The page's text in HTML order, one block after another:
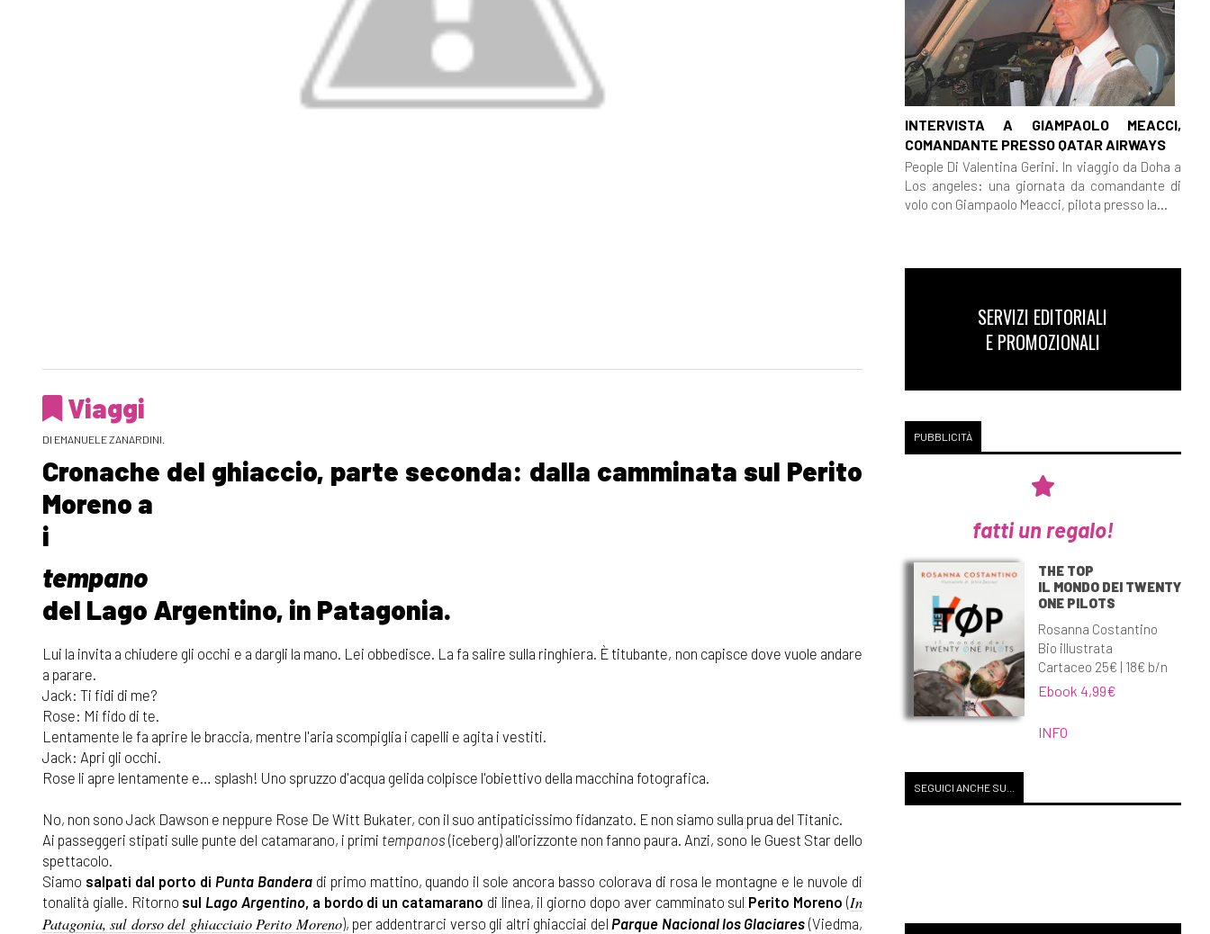
Viaggi
DI EMANUELE ZANARDINI.
Cronache del ghiaccio, parte seconda: dalla camminata sul Perito
Moreno a
i
tempano
del Lago Argentino, in Patagonia.
Lui la invita a chiudere gli occhi e a dargli la mano. Lei obbedisce. La fa salire sulla ringhiera. È titubante, non capisce dove vuole andare
a parare.
Jack: Ti fidi di me?
Rose: Mi fido di te.
Lentamente le fa aprire le braccia, mentre l'aria scompiglia i capelli e agita i vestiti.
Jack: Apri gli occhi.
Rose li apre lentamente e… splash! Uno spruzzo d'acqua gelida colpisce l'obiettivo della macchina fotografica.
No, non sono Jack Dawson e neppure Rose De Witt Bukater, con il suo antipaticissimo fidanzato. E non siamo sulla prua del Titanic.
Ai passeggeri stipati sulle punte del catamarano, i primi tempanos (iceberg) all'orizzonte non fanno paura. Anzi, sono le Guest Star dello
spettacolo.
Siamo salpati dal porto di Punta Banderadi primo mattino, quando il sole ancora basso colorava di rosa le montagne e le nuvole di
tonalità gialle. Ritorno sul Lago Argentino , a bordo di un catamarano di linea, il giorno dopo aver camminato sul Perito Moreno (In
Patagonia, sul dorso del ghiacciaio Perito Moreno), per addentrarci verso gli altri ghiacciai del Parque Nacional los Glaciares (Viedma,
INTERVISTA A GIAMPAOLO MEACCI,
COMANDANTE PRESSO QATAR AIRWAYS
People Di Valentina Gerini. In viaggio da Doha a
Los angeles: una giornata da comandante di
volo con Giampaolo Meacci, pilota presso la...
SERVIZI EDITORIALI
E PROMOZIONALI
PUBBLICITÀ
fatti un regalo!
THE TOP
IL MONDO DEI TWENTY
ONE PILOTS
Rosanna Costantino
Bio illustrata
Cartaceo 25€ | 18€ b/n
Ebook 4,99€
INFO
SEGUICI ANCHE SU...